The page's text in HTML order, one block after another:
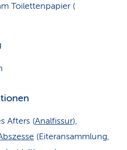
Toilettenpapier (
Afters (Analfissur),
(Eiteransammlung,